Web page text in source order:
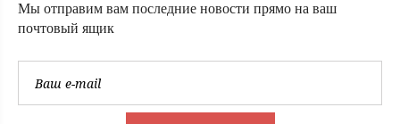
TVCenter.ru
Мы отправим вам последние новости прямо на ваш
почтовый ящик